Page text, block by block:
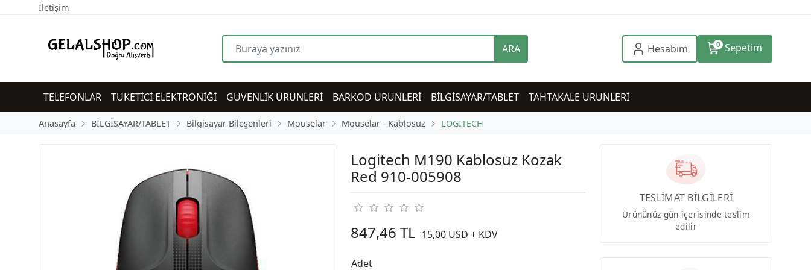
İletişim
ARA Hesabım 0 Sepetim
TELEFONLAR TÜKETİCİ ELEKTRONİĞİ GÜVENLİK ÜRÜNLERİ BARKOD ÜRÜNLERİ BİLGİSAYAR/TABLET TAHTAKALE ÜRÜNLERİ
Anasayfa BİLGİSAYAR/TABLET Bilgisayar Bileşenleri Mouselar Mouselar - Kablosuz LOGITECH
Logitech M190 Kablosuz Kozak
Red 910-005908
847,46 TL 15,00 USD + KDV
Adet
TESLİMAT BİLGİLERİ
Ürününüz gün içerisinde teslim
edilir